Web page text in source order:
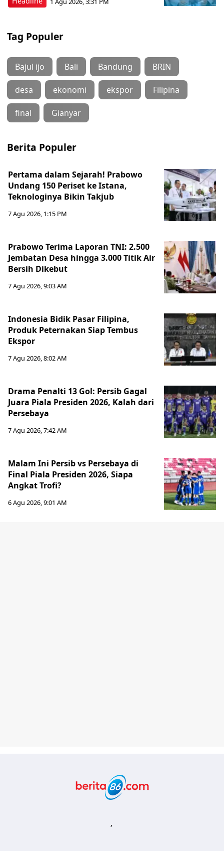
Tag Populer
Bajul ijo Bali Bandung BRIN
desa ekonomi ekspor Filipina
final Gianyar
Berita Populer
Pertama dalam Sejarah! Prabowo
Undang 150 Periset ke Istana,
Teknologinya Bikin Takjub
7 Agu 2026, 1:15 PM
Prabowo Terima Laporan TNI: 2.500
Jembatan Desa hingga 3.000 Titik Air
Bersih Dikebut
7 Agu 2026, 9:03 AM
Indonesia Bidik Pasar Filipina,
Produk Peternakan Siap Tembus
Ekspor
7 Agu 2026, 8:02 AM
Drama Penalti 13 Gol: Persib Gagal
Juara Piala Presiden 2026, Kalah dari
Persebaya
7 Agu 2026, 7:42 AM
Malam Ini Persib vs Persebaya di
Final Piala Presiden 2026, Siapa
Angkat Trofi?
6 Agu 2026, 9:01 AM
,